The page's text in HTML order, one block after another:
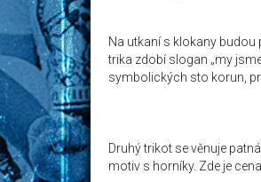
Na utkaní s klokany
trika zdobí slogan „my
symbolických sto korun,
Druhý trikot se věnuje
motiv s horníky. Zde je